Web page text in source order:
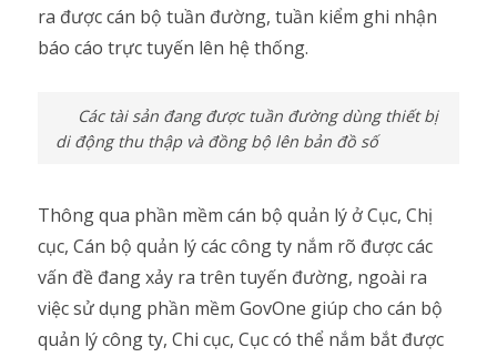
ra được cán bộ tuần đường, tuần kiểm ghi nhận
báo cáo trực tuyến lên hệ thống.
Các tài sản đang được tuần đường dùng thiết bị
di động thu thập và đồng bộ lên bản đồ số
Thông qua phần mềm cán bộ quản lý ở Cục, Chị
cục, Cán bộ quản lý các công ty nắm rõ được các
vấn đề đang xảy ra trên tuyến đường, ngoài ra
việc sử dụng phần mềm GovOne giúp cho cán bộ
quản lý công ty, Chi cục, Cục có thể nắm bắt được